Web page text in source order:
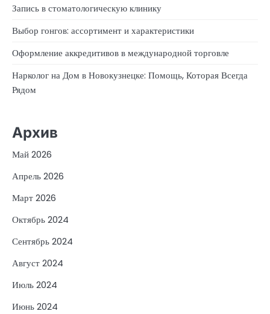
Запись в стоматологическую клинику
Выбор гонгов: ассортимент и характеристики
Оформление аккредитивов в международной торговле
Нарколог на Дом в Новокузнецке: Помощь, Которая Всегда
Рядом
Архив
Май 2026
Апрель 2026
Март 2026
Октябрь 2024
Сентябрь 2024
Август 2024
Июль 2024
Июнь 2024